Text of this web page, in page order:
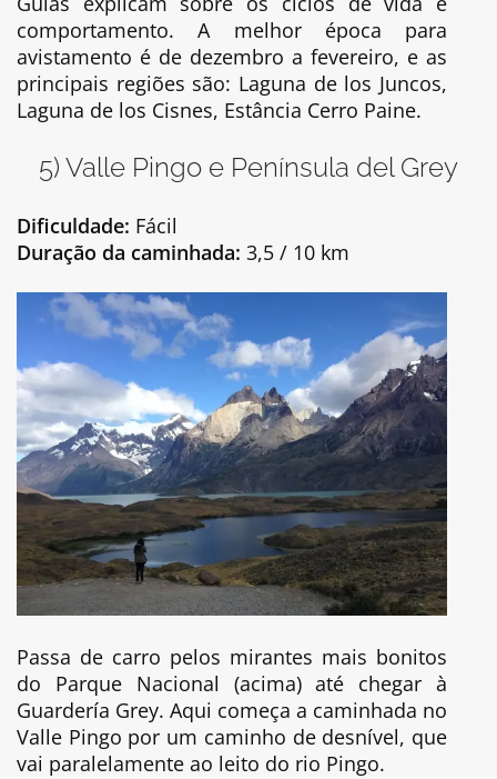
comportamento. A melhor época para
avistamento é de dezembro a fevereiro, e as
principais regiões são: Laguna de los Juncos,
Laguna de los Cisnes, Estância Cerro Paine.
5) Valle Pingo e Península del Grey
Dificuldade: Fácil
Duração da caminhada: 3,5 / 10 km
Passa de carro pelos mirantes mais bonitos
do Parque Nacional (acima) até chegar à
Guardería Grey. Aqui começa a caminhada no
Valle Pingo por um caminho de desnível, que
vai paralelamente ao leito do rio Pingo.